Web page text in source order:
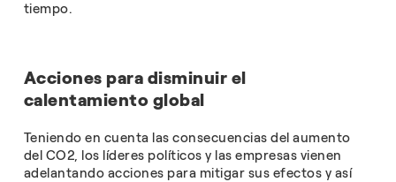
tiempo.
Acciones para disminuir el
calentamiento global
Teniendo en cuenta las consecuencias del aumento
del CO2, los líderes políticos y las empresas vienen
adelantando acciones para mitigar sus efectos y así